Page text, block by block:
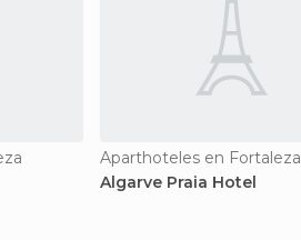
Aparthoteles en Fortaleza
Algarve Praia Hotel